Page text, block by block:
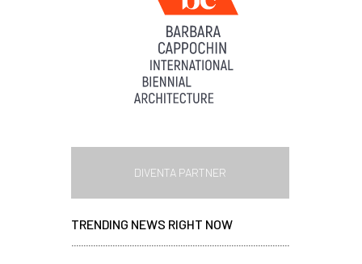
DIVENTA PARTNER
TRENDING NEWS RIGHT NOW